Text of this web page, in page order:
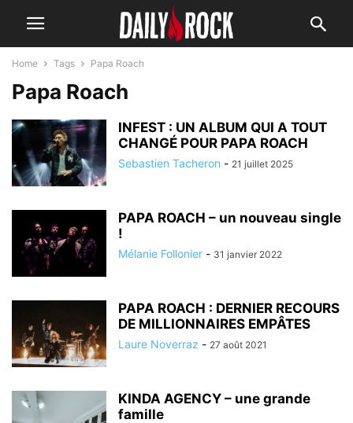
Home Tags Papa Roach
Papa Roach
INFEST : UN ALBUM QUI A TOUT
CHANGÉ POUR PAPA ROACH
Sebastien Tacheron - 21 juillet 2025
PAPA ROACH – un nouveau single
!
Mélanie Follonier - 31 janvier 2022
PAPA ROACH : DERNIER RECOURS
DE MILLIONNAIRES EMPÂTES
Laure Noverraz - 27 août 2021
KINDA AGENCY – une grande
famille